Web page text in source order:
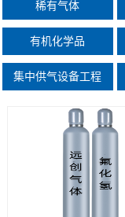
稀有气体
有机化学品
集中供气设备工程